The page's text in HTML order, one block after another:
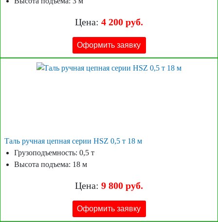
Цена: 4 200 руб.
Оформить заявку
Таль ручная цепная серии HSZ 0,5 т 18 м
Грузоподъемность: 0,5 т
Высота подъема: 18 м
Цена: 9 800 руб.
Оформить заявку